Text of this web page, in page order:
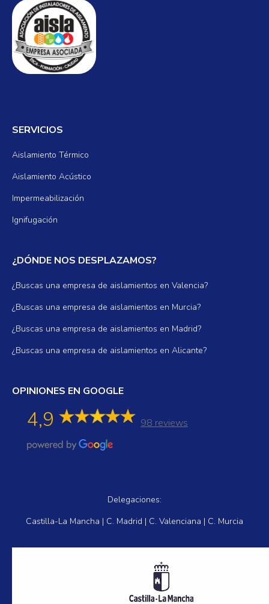
SERVICIOS
Aislamiento Térmico
Aislamiento Acústico
Impermeabilización
Ignifugación
¿DÓNDE NOS DESPLAZAMOS?
¿Buscas una empresa de aislamientos en Valencia?
¿Buscas una empresa de aislamientos en Murcia?
¿Buscas una empresa de aislamientos en Madrid?
¿Buscas una empresa de aislamientos en Alicante?
OPINIONES EN GOOGLE
4,9 98 reviews
Delegaciones:
Castilla-La Mancha | C. Madrid | C. Valenciana | C. Murcia